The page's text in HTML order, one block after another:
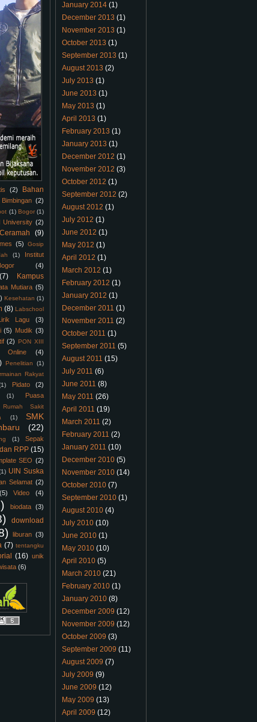
(2)
Bahan
Bimbingan (2)
(1) Bogor (1)
University (2)
Ceramah
(9)
(5)
Gosip
(1)
Institut
(4)
(7)
Kampus
Mutiara (5)
Kesehatan (1)
(8) Labschool
Lagu
(3)
(5) Mudik (3)
(2) PON XIII
Online (4)
Penelitian
(1)
Rakyat
Pidato (2)
(1)
Puasa
Rumah Sakit
(1)
SMK
(22)
(1)
Sepak
RPP (15)
SEO (2)
UIN Suska
Selamat (2)
(5) Video (4)
biodata (3)
download
liburan (3)
(7) tentangku
(16) unik
(6)
January 2014 (1)
December 2013 (1)
November 2013 (1)
October 2013 (1)
September 2013 (1)
August 2013 (2)
July 2013 (1)
June 2013 (1)
May 2013 (1)
April 2013 (1)
February 2013 (1)
January 2013 (1)
December 2012 (1)
November 2012 (3)
October 2012 (1)
September 2012 (2)
August 2012 (1)
July 2012 (1)
June 2012 (1)
May 2012 (1)
April 2012 (1)
March 2012 (1)
February 2012 (1)
January 2012 (1)
December 2011 (1)
November 2011 (2)
October 2011 (1)
September 2011 (5)
August 2011 (15)
July 2011 (6)
June 2011 (8)
May 2011 (26)
April 2011 (19)
March 2011 (2)
February 2011 (2)
January 2011 (10)
December 2010 (5)
November 2010 (14)
October 2010 (7)
September 2010 (1)
August 2010 (4)
July 2010 (10)
June 2010 (1)
May 2010 (10)
April 2010 (5)
March 2010 (21)
February 2010 (1)
January 2010 (8)
December 2009 (12)
November 2009 (12)
October 2009 (3)
September 2009 (11)
August 2009 (7)
July 2009 (9)
June 2009 (12)
May 2009 (13)
April 2009 (12)